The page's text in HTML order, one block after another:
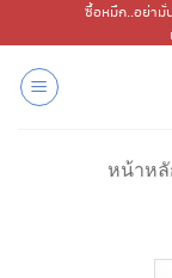
ไป
เนื้อหา
ซื้อหมึก..อย่ามั่
หน้าห